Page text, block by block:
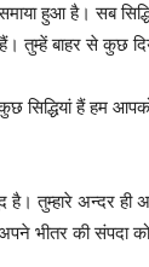
हुआ है। सब
तुम्हें बाहर से कुछ
सिद्धियां हैं हम
तुम्हारे अन्दर ही
भीतर की संपदा